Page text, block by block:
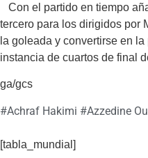
Con el partido en tiempo
tercero para los dirigidos por
la goleada y convertirse en
instancia de cuartos de final
ga/gcs
#Achraf Hakimi #Azzedine
[tabla_mundial]